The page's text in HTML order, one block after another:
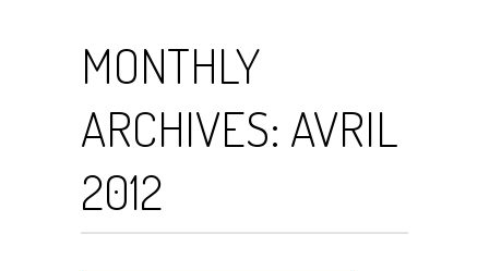
MONTHLY
ARCHIVES: AVRIL
2012